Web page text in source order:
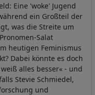
Eine 'woke' Jugend
ein Großteil der
was die Streite um
Salat
heutigen Feminismus
Dabei könnte es doch
alles besser« - und
Stevie Schmiedel,
und